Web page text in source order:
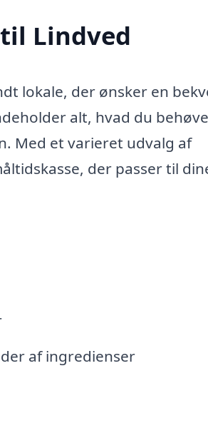
Lindved
lokale, der ønsker en
alt, hvad du
Med et varieret udvalg af
der passer til
af ingredienser